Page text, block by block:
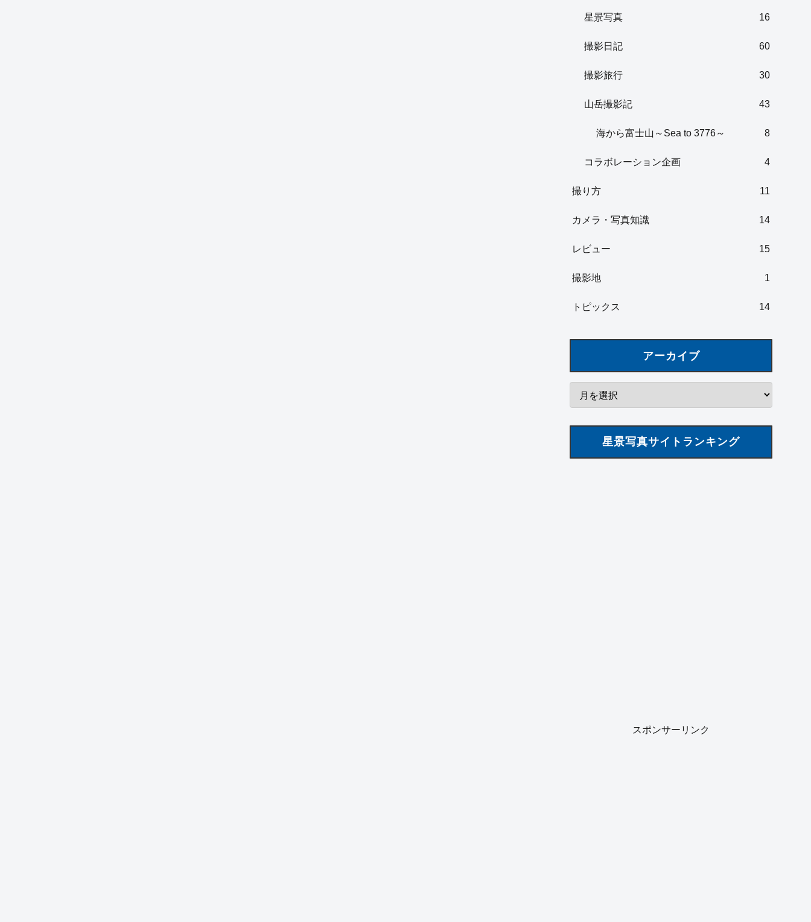
星景写真 16
撮影日記 60
撮影旅行 30
山岳撮影記 43
海から富士山～Sea to 3776～ 8
コラボレーション企画 4
撮り方 11
カメラ・写真知識 14
レビュー 15
撮影地 1
トピックス 14
アーカイブ
星景写真サイトランキング
スポンサーリンク